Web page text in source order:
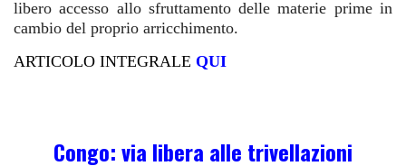
libero accesso allo sfruttamento delle materie prime in
cambio del proprio arricchimento.
ARTICOLO INTEGRALE QUI
Congo: via libera alle trivellazioni